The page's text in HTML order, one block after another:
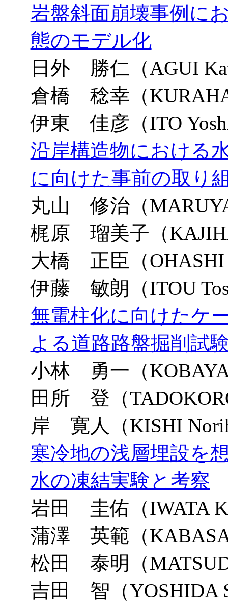
岩盤斜面崩壊事例に
態のモデル化
日外 勝仁（AGUI
倉橋 稔幸（
伊東 佳彦（ITO
沿岸構造物における
に向けた事前の取り
丸山 修治（
梶原 瑠美子（
大橋 正臣（OHASHI
伊藤 敏朗（ITOU
無電柱化に向けたケ
よる道路路盤掘削試
小林 勇一（
田所 登（
岸 寛人（KISHI
寒冷地の浅層埋設を
水の凍結実験と考察
岩田 圭佑（IWATA
蒲澤 英範（
松田 泰明（
吉田 智（YOSHIDA